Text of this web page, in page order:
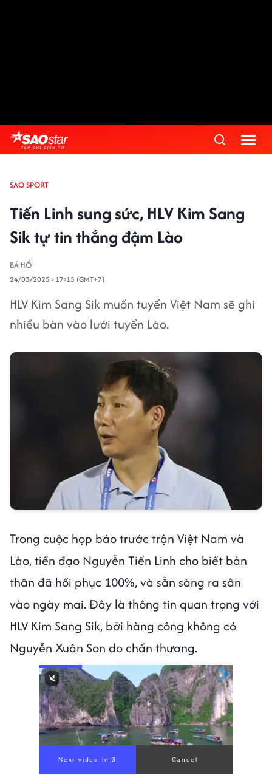
SAO SPORT
Tiến Linh sung sức, HLV Kim Sang
Sik tự tin thắng đậm Lào
BÁ HỔ
24/03/2025 - 17:15 (GMT+7)
HLV Kim Sang Sik muốn tuyển Việt Nam sẽ ghi
nhiều bàn vào lưới tuyển Lào.
Trong cuộc họp báo trước trận Việt Nam và
Lào, tiền đạo Nguyễn Tiến Linh cho biết bản
thân đã hồi phục 100%, và sẵn sàng ra sân
vào ngày mai. Đây là thông tin quan trọng với
HLV Kim Sang Sik, bởi hàng công không có
Nguyễn Xuân Son do chấn thương.
Next video in 1 Cancel